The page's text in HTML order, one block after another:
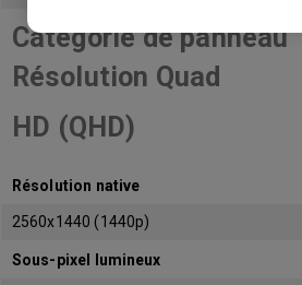
Catégorie de panneau
Résolution Quad
HD (QHD)
Résolution native
2560x1440 (1440p)
Sous-pixel lumineux